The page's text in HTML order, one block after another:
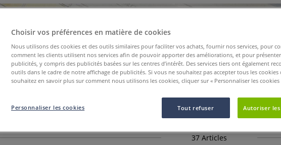
Marque Catégorie de produit Nouveauté Afficher plus de
37 Articles
Choisir vos préférences en matière de cookies
Nous utilisons des cookies et des outils similaires pour faciliter vos achats, fournir nos services, pour
comment les clients utilisent nos services afin de pouvoir apporter des améliorations, et pour
publicités, y compris des publicités basées sur les centres d’intérêt. Des services tiers ont également
outils dans le cadre de notre affichage de publicités. Si vous ne souhaitez pas accepter tous les cookies
souhaitez en savoir plus sur comment nous utilisons les cookies, cliquer sur « Personnaliser les cookies
Tout refuser Autoriser les
Personnaliser les cookies